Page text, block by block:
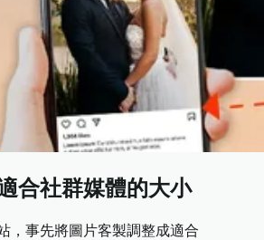
合社群媒體的大小
，事先將圖片客製調整成適合